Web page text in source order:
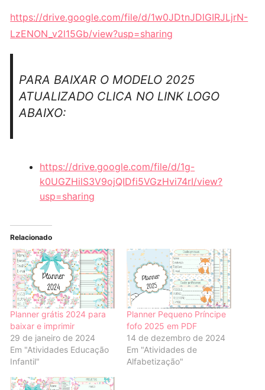
https://drive.google.com/file/d/1w0JDtnJDlGIRJLjrN-
LzENON_v2l15Gb/view?usp=sharing
PARA BAIXAR O MODELO 2025
ATUALIZADO CLICA NO LINK LOGO
ABAIXO:
https://drive.google.com/file/d/1g-
k0UGZHilS3V9ojQIDfi5VGzHvi74rI/view?
usp=sharing
Relacionado
Planner grátis 2024 para
baixar e imprimir
29 de janeiro de 2024
Em "Atividades Educação
Infantil"
Planner Pequeno Príncipe
fofo 2025 em PDF
14 de dezembro de 2024
Em "Atividades de
Alfabetização"